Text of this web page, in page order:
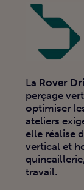
La Rover
perçage
optimiser
ateliers
elle réalise
vertical et
travail.